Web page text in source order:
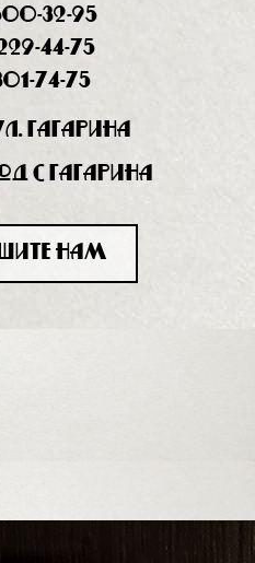
32-95
44-75
74-75
Гагарина
с Гагарина
нам